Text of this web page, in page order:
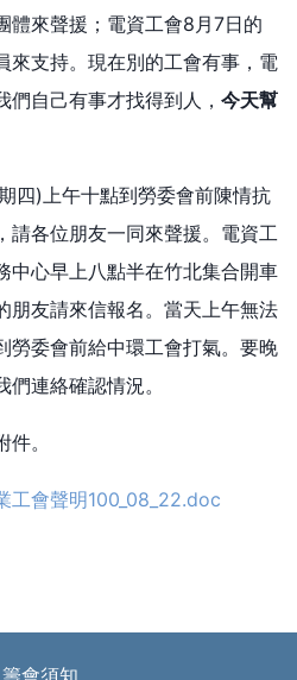
體來聲援；電資工會8月7日的
來支持。現在別的工會有事，電
自己有事才找得到人， 今天幫
四)上午十點到勞委會前陳情抗
請各位朋友一同來聲援。電資工
中心早上八點半在竹北集合開車
朋友請來信報名。當天上午無法
勞委會前給中環工會打氣。要晚
連絡確認情況。
。
工會聲明100_08_22.doc